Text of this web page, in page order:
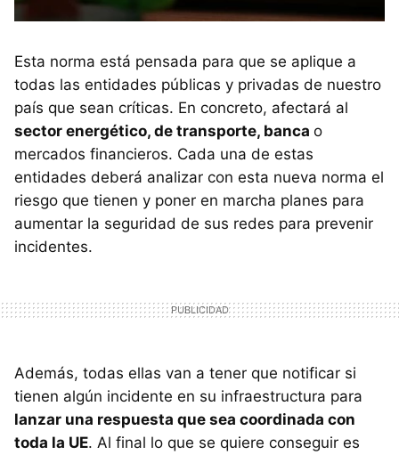
Esta norma está pensada para que se aplique a
todas las entidades públicas y privadas de nuestro
país que sean críticas. En concreto, afectará al
sector energético, de transporte, banca o
mercados financieros. Cada una de estas
entidades deberá analizar con esta nueva norma el
riesgo que tienen y poner en marcha planes para
aumentar la seguridad de sus redes para prevenir
incidentes.
Además, todas ellas van a tener que notificar si
tienen algún incidente en su infraestructura para
lanzar una respuesta que sea coordinada con
toda la UE. Al final lo que se quiere conseguir es